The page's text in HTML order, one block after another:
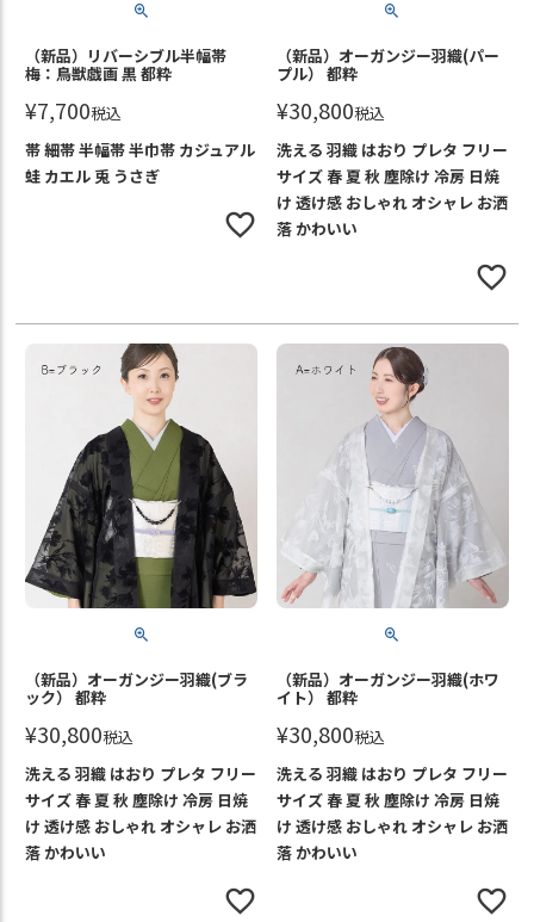
（新品）リバーシブル半幅帯
梅：鳥獣戯画 黒 都粋
¥7,700税込
帯 細帯 半幅帯 半巾帯 カジュアル
蛙 カエル 兎 うさぎ
（新品）オーガンジー羽織(パー
プル） 都粋
¥30,800税込
洗える 羽織 はおり プレタ フリー
サイズ 春 夏 秋 塵除け 冷房 日焼
け 透け感 おしゃれ オシャレ お洒
落 かわいい
（新品）オーガンジー羽織(ブラ
ック） 都粋
¥30,800税込
洗える 羽織 はおり プレタ フリー
サイズ 春 夏 秋 塵除け 冷房 日焼
け 透け感 おしゃれ オシャレ お洒
落 かわいい
（新品）オーガンジー羽織(ホワ
イト） 都粋
¥30,800税込
洗える 羽織 はおり プレタ フリー
サイズ 春 夏 秋 塵除け 冷房 日焼
け 透け感 おしゃれ オシャレ お洒
落 かわいい